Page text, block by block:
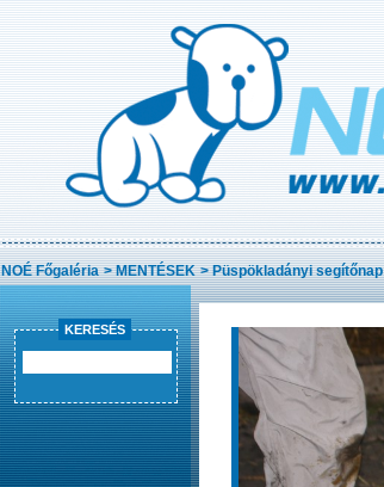
NOÉ Főgaléria >MENTÉSEK >Püspökladányi segítőnap
KERESÉS